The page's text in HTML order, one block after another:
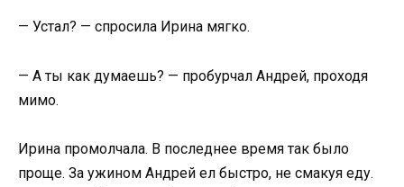
— Устал? — спросила Ирина мягко.
— А ты как думаешь? — пробурчал Андрей, проходя
мимо.
Ирина промолчала. В последнее время так было
проще. За ужином Андрей ел быстро, не смакуя еду.